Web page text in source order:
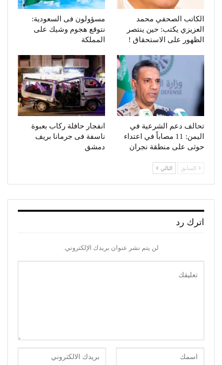
الكاتب الصحفي محمد
العزيزي يكتب: حين ينتصر
الظهور على الاستحقاق !
مسؤولون فى السعودية:
نتوقع هجوم وشيك على
المملكة
تحالف دعم الشرعية في
اليمن: 11 مصاباً في اعتداء
حوثى على منطقة نجران
انفجار حافلة ركاب بعبوة
ناسفة فى جرمانا بريف
دمشق
السابق التالي
اترك رد
لن يتم نشر عنوان بريدك الإلكتروني.